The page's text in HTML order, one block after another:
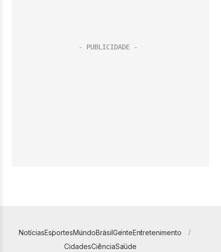
NotíciasEsportesMundoBrasilGenteEntretenimento
CidadesCiênciaSaúde